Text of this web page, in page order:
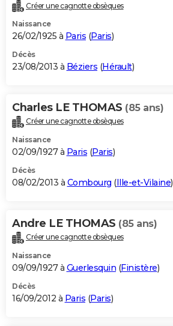
Créer une cagnotte obsèques
Naissance
26/02/1925 à Paris (Paris)
Décès
23/08/2013 à Béziers (Hérault)
Charles LE THOMAS (85 ans)
Créer une cagnotte obsèques
Naissance
02/09/1927 à Paris (Paris)
Décès
08/02/2013 à Combourg (Ille-et-Vilaine)
Andre LE THOMAS (85 ans)
Créer une cagnotte obsèques
Naissance
09/09/1927 à Guerlesquin (Finistère)
Décès
16/09/2012 à Paris (Paris)